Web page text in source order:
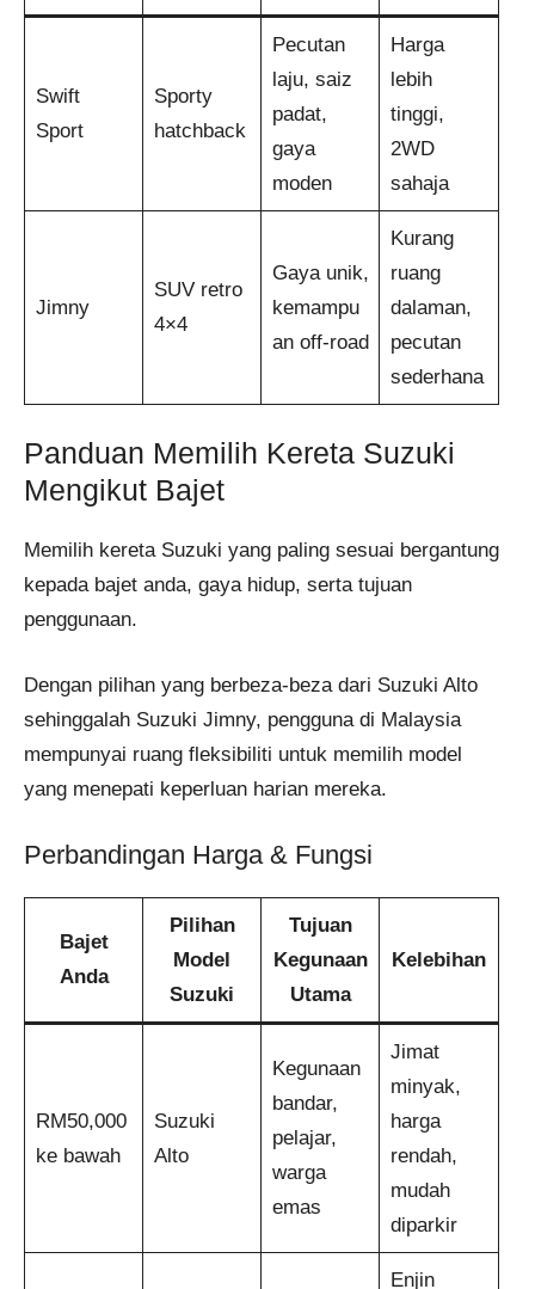
Swift
Sport
Sporty
hatchback
Pecutan
laju, saiz
padat,
gaya
moden
Harga
lebih
tinggi,
2WD
sahaja
Jimny
SUV retro
4×4
Gaya unik,
kemampu
an off-road
Kurang
ruang
dalaman,
pecutan
sederhana
Panduan Memilih Kereta Suzuki
Mengikut Bajet
Memilih kereta Suzuki yang paling sesuai bergantung
kepada bajet anda, gaya hidup, serta tujuan
penggunaan.
Dengan pilihan yang berbeza-beza dari Suzuki Alto
sehinggalah Suzuki Jimny, pengguna di Malaysia
mempunyai ruang fleksibiliti untuk memilih model
yang menepati keperluan harian mereka.
Perbandingan Harga & Fungsi
Bajet
Anda
Pilihan
Model
Suzuki
Tujuan
Kegunaan
Utama
Kelebihan
RM50,000
ke bawah
Suzuki
Alto
Kegunaan
bandar,
pelajar,
warga
emas
Jimat
minyak,
harga
rendah,
mudah
diparkir
Enjin